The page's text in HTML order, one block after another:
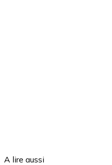
A lire aussi